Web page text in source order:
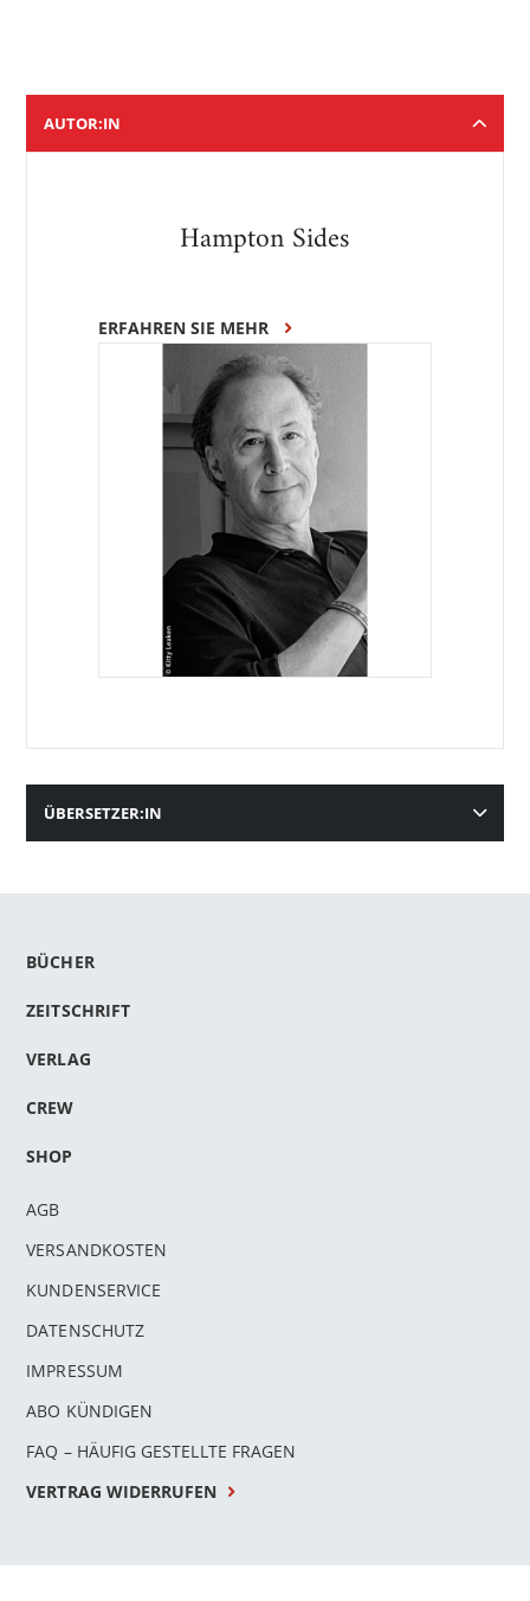
AUTOR:IN
Hampton Sides
ERFAHREN SIE MEHR
ÜBERSETZER:IN
BÜCHER
ZEITSCHRIFT
VERLAG
CREW
SHOP
AGB
VERSANDKOSTEN
KUNDENSERVICE
DATENSCHUTZ
IMPRESSUM
ABO KÜNDIGEN
FAQ – HÄUFIG GESTELLTE FRAGEN
VERTRAG WIDERRUFEN